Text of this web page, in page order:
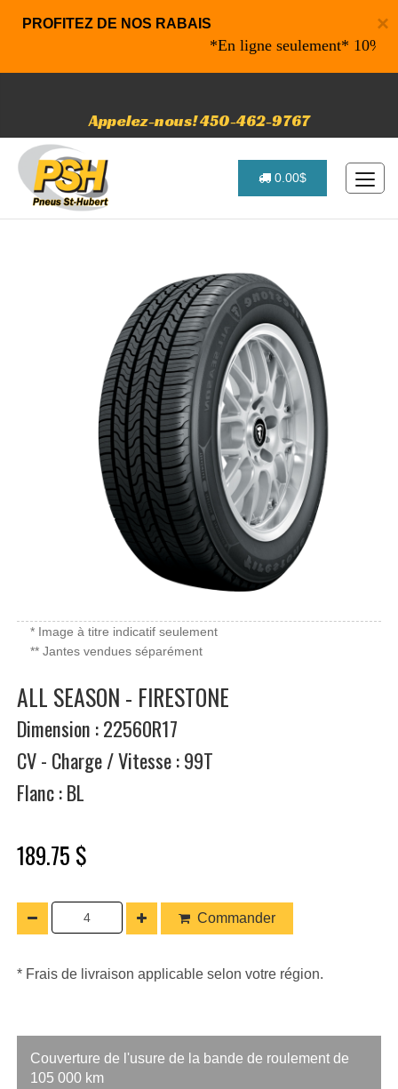
×
PROFITEZ DE NOS RABAIS
*En ligne seulement* 10% de
Appelez-nous! 450-462-9767
0.00$
* Image à titre indicatif seulement
** Jantes vendues séparément
ALL SEASON - FIRESTONE
Dimension : 22560R17
CV - Charge / Vitesse : 99T
Flanc : BL
189.75 $
Commander
* Frais de livraison applicable selon votre région.
Couverture de l'usure de la bande de roulement de
105 000 km